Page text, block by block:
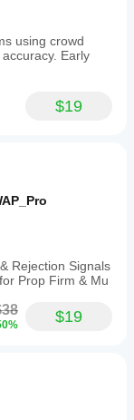
using crowd
Early
$19
Rejection Signals
Prop Firm & Mu
$19